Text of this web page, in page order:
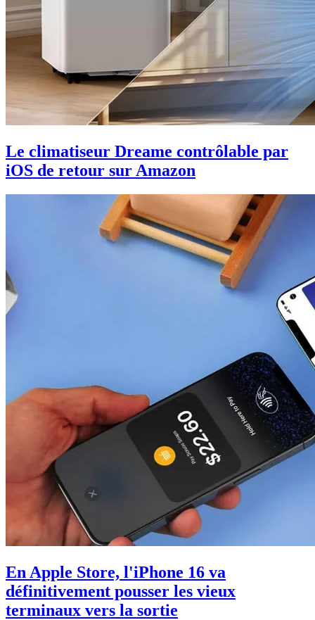
Le climatiseur Dreame contrôlable par
iOS de retour sur Amazon
En Apple Store, l'iPhone 16 va
définitivement pousser les vieux
terminaux vers la sortie